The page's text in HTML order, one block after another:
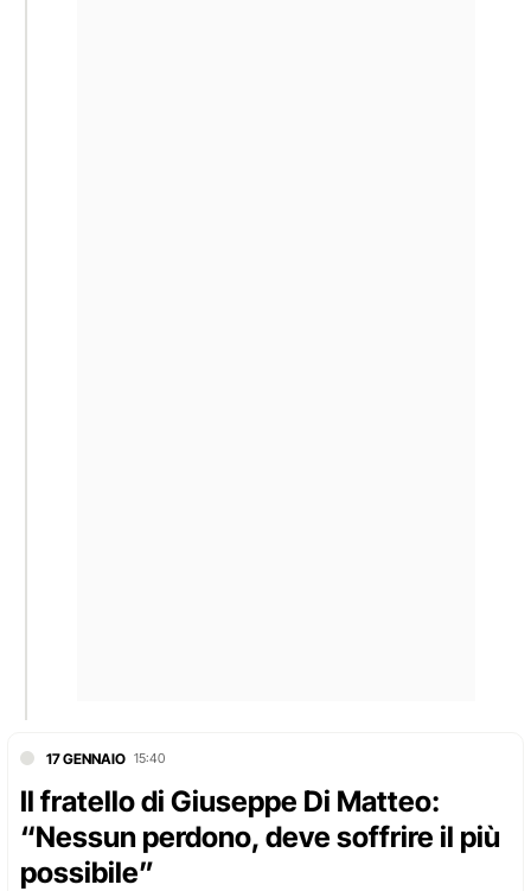
17 GENNAIO 15:40
Il fratello di Giuseppe Di Matteo:
“Nessun perdono, deve soffrire il più
possibile”